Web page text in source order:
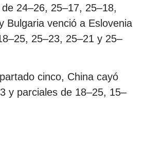
24–26, 25–17, 25–18,
Bulgaria venció a Eslovenia
25–23, 25–21 y 25–
cinco, China cayó
y parciales de 18–25, 15–